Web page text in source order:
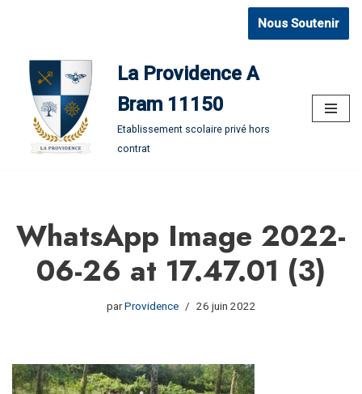
contenu
Nous Soutenir
La Providence A
Bram 11150
Etablissement scolaire privé hors
contrat
WhatsApp Image 2022-
06-26 at 17.47.01 (3)
parProvidence 26 juin 2022